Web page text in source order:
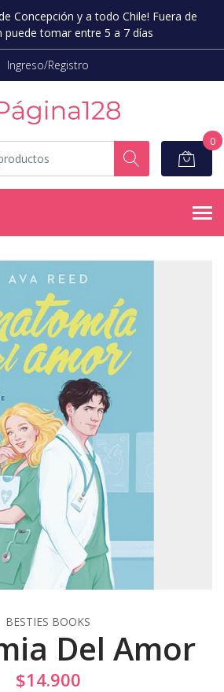
Concepción y a todo Chile! Fuera de
puede tomar entre 5 a 7 días
Ingreso/Registro
0
BESTIES BOOKS
Del Amor
$14.900